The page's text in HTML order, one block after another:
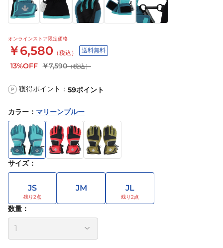
オンラインストア限定価格
￥6,580 （税込） 送料無料
13%OFF ￥7,590（税込）
P 獲得ポイント： 59ポイント
カラー ： マリーンブルー
サイズ：
JS JM JL
数量：